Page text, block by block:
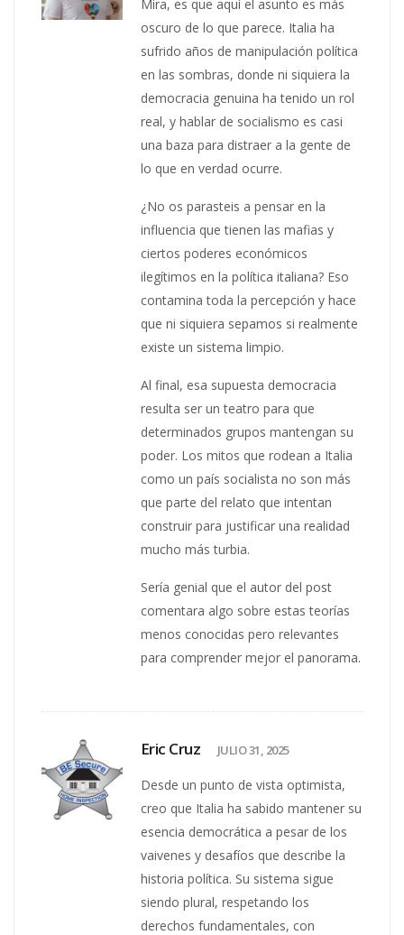
Mira, es que aquí el asunto es más
oscuro de lo que parece. Italia ha
sufrido años de manipulación política
en las sombras, donde ni siquiera la
democracia genuina ha tenido un rol
real, y hablar de socialismo es casi
una baza para distraer a la gente de
lo que en verdad ocurre.
¿No os parasteis a pensar en la
influencia que tienen las mafias y
ciertos poderes económicos
ilegítimos en la política italiana? Eso
contamina toda la percepción y hace
que ni siquiera sepamos si realmente
existe un sistema limpio.
Al final, esa supuesta democracia
resulta ser un teatro para que
determinados grupos mantengan su
poder. Los mitos que rodean a Italia
como un país socialista no son más
que parte del relato que intentan
construir para justificar una realidad
mucho más turbia.
Sería genial que el autor del post
comentara algo sobre estas teorías
menos conocidas pero relevantes
para comprender mejor el panorama.
Eric Cruz JULIO 31, 2025
Desde un punto de vista optimista,
creo que Italia ha sabido mantener su
esencia democrática a pesar de los
vaivenes y desafíos que describe la
historia política. Su sistema sigue
siendo plural, respetando los
derechos fundamentales, con